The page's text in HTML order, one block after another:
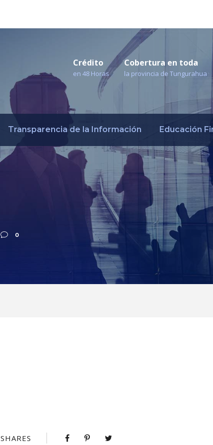
Crédito
en 48 Horas
Cobertura en toda
la provincia de Tungurahua
Transparencia de la Información Educación
0
SHARES